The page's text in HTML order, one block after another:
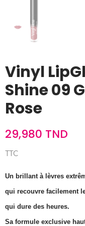
Vinyl
Shine 09
Rose
29,980 TND
TTC
Un brillant à lèvres
qui recouvre facilement
qui dure des heures.
Sa formule exclusive